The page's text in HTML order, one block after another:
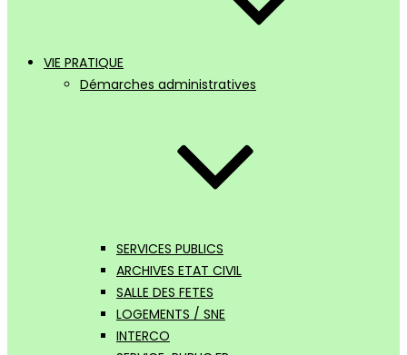
VIE PRATIQUE
Démarches administratives
SERVICES PUBLICS
ARCHIVES ETAT CIVIL
SALLE DES FETES
LOGEMENTS / SNE
INTERCO